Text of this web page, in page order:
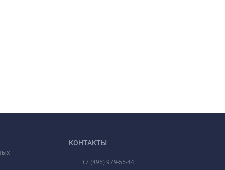
КОНТАКТЫ
+7 (495) 979-55-44